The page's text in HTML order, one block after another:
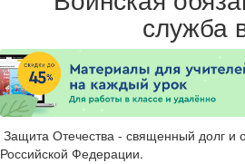
служба
Защита Отечества - священный долг и
Российской Федерации.